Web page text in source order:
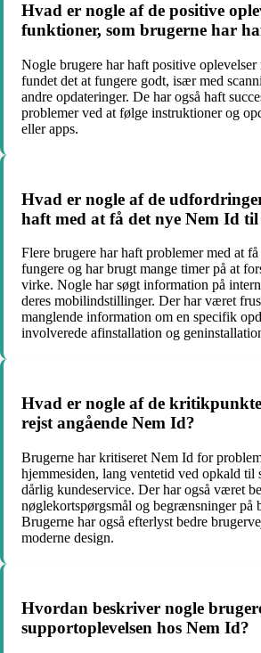
Hvad er nogle af de positive
funktioner, som brugerne har
Nogle brugere har haft positive
fundet det at fungere godt, især med
andre opdateringer. De har også haft
problemer ved at følge instruktioner og
eller apps.
Hvad er nogle af de
haft med at få det nye Nem Id
Flere brugere har haft problemer med at
fungere og har brugt mange timer på at
virke. Nogle har søgt information på
deres mobilindstillinger. Der har været
manglende information om en specifik
involverede afinstallation og
Hvad er nogle af de
rejst angående Nem Id?
Brugerne har kritiseret Nem Id for
hjemmesiden, lang ventetid ved opkald til
dårlig kundeservice. Der har også været
nøglekortspørgsmål og begrænsninger på
Brugerne har også efterlyst bedre
moderne design.
Hvordan beskriver nogle
supportoplevelsen hos Nem Id?